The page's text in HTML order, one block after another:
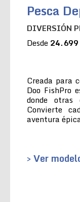
Pesca
DIVERSIÓN
Desde
Creada para
Doo FishPro
donde otras
Convierte
aventura
> Ver